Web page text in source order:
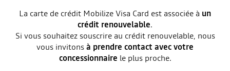
La carte de crédit Mobilize Visa Card est associée à un
crédit renouvelable.
Si vous souhaitez souscrire au crédit renouvelable, nous
vous invitonsà prendre contact avec votre
concessionnaire le plus proche.